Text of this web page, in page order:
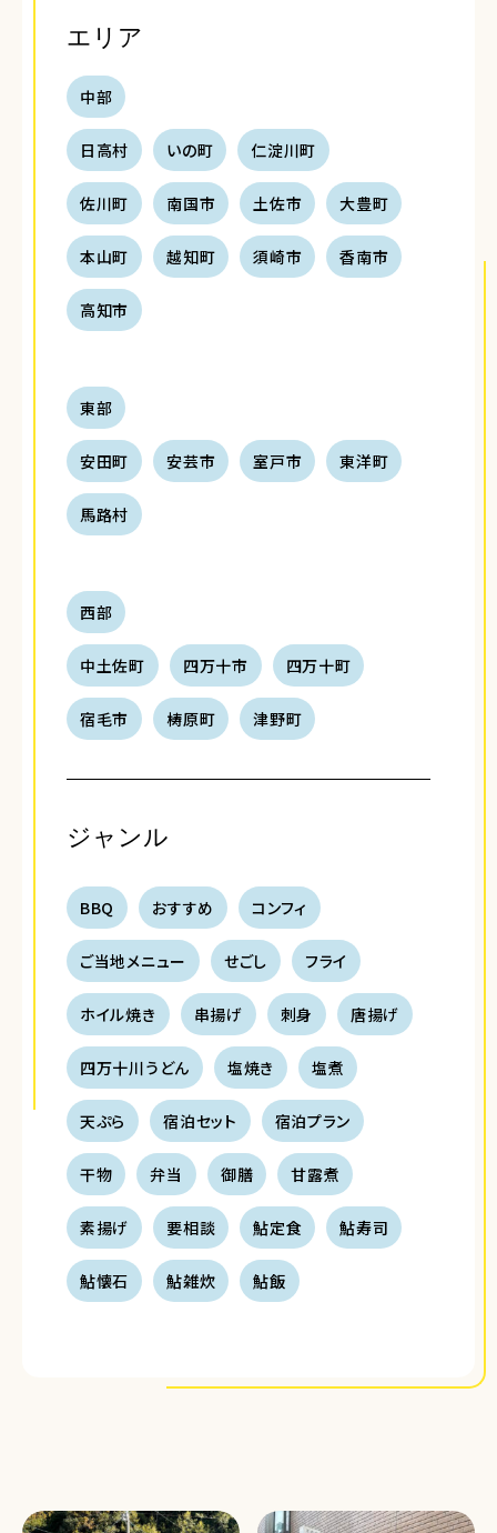
エリア
中部
日高村 いの町 仁淀川町
佐川町 南国市 土佐市 大豊町
本山町 越知町 須崎市 香南市
高知市
東部
安田町 安芸市 室戸市 東洋町
馬路村
西部
中土佐町 四万十市 四万十町
宿毛市 梼原町 津野町
ジャンル
BBQ おすすめ コンフィ
ご当地メニュー せごし フライ
ホイル焼き 串揚げ 刺身 唐揚げ
四万十川うどん 塩焼き 塩煮
天ぷら 宿泊セット 宿泊プラン
干物 弁当 御膳 甘露煮
素揚げ 要相談 鮎定食 鮎寿司
鮎懐石 鮎雑炊 鮎飯